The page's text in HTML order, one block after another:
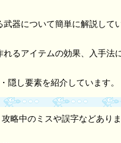
武器について簡単に解説して
れるアイテムの効果、入手法
隠し要素を紹介しています。
略中のミスや誤字などあり